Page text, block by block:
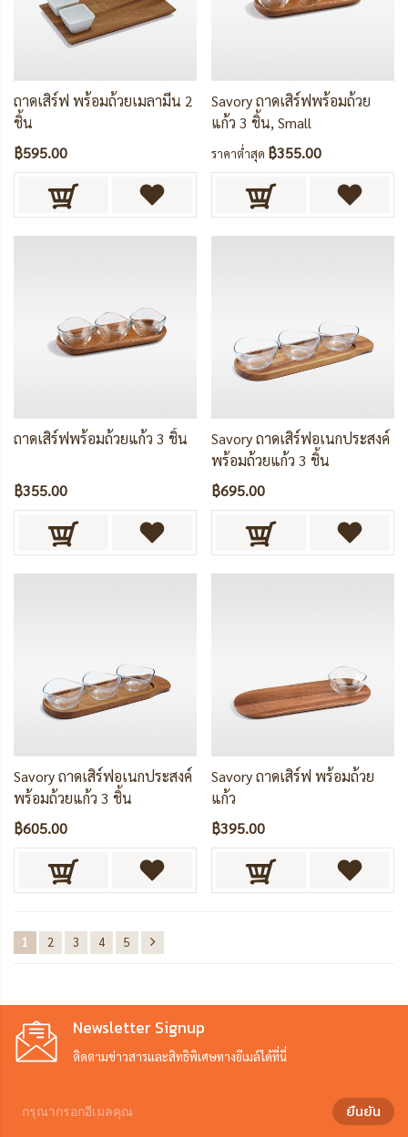
ถาดเสิร์ฟ พร้อมถ้วยเมลามีน 2
ชิ้น
฿595.00
Savory ถาดเสิร์ฟพร้อมถ้วย
แก้ว 3 ชิ้น, Small
ราคาต่ำสุด ฿355.00
ถาดเสิร์ฟพร้อมถ้วยแก้ว 3 ชิ้น
฿355.00
Savory ถาดเสิร์ฟอเนกประสงค์
พร้อมถ้วยแก้ว 3 ชิ้น
฿695.00
Savory ถาดเสิร์ฟอเนกประสงค์
พร้อมถ้วยแก้ว 3 ชิ้น
฿605.00
Savory ถาดเสิร์ฟ พร้อมถ้วย
แก้ว
฿395.00
1 2 3 4 5
Newsletter Signup
ติดตามข่าวสารและสิทธิพิเศษทางอีเมล์ได้ที่นี่
ยืนยัน